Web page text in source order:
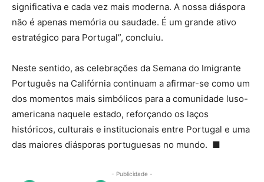
significativa e cada vez mais moderna. A nossa diáspora
não é apenas memória ou saudade. É um grande ativo
estratégico para Portugal”, concluiu.
Neste sentido, as celebrações da Semana do Imigrante
Português na Califórnia continuam a afirmar-se como um
dos momentos mais simbólicos para a comunidade luso-
americana naquele estado, reforçando os laços
históricos, culturais e institucionais entre Portugal e uma
das maiores diásporas portuguesas no mundo. ■
- Publicidade -